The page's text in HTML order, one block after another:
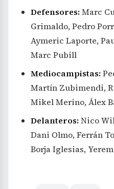
Defensores:Marc
Grimaldo, Pedro
Aymeric Laporte,
Marc Pubill
Mediocampistas:
Martín Zubimendi,
Mikel Merino, Álex
Delanteros:Nico
Dani Olmo, Ferrán
Borja Iglesias,